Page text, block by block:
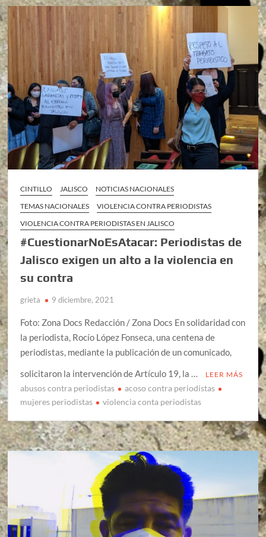
CINTILLO JALISCO
NOTICIAS NACIONALES
TEMAS NACIONALES
VIOLENCIA CONTRA PERIODISTAS
VIOLENCIA CONTRA PERIODISTAS EN JALISCO
#CuestionarNoEsAtacar: Periodistas de
Jalisco exigen un alto a la violencia en
su contra
grieta 9 diciembre, 2021
Foto: Zona Docs Redacción / Zona Docs En solidaridad con
la periodista, Rocío López Fonseca, una centena de
periodistas, mediante la publicación de un comunicado,
solicitaron la intervención de Artículo 19, la …
LEER MÁS
abusos contra periodistas
acoso contra periodistas
mujeres periodistas
violencia conta periodistas